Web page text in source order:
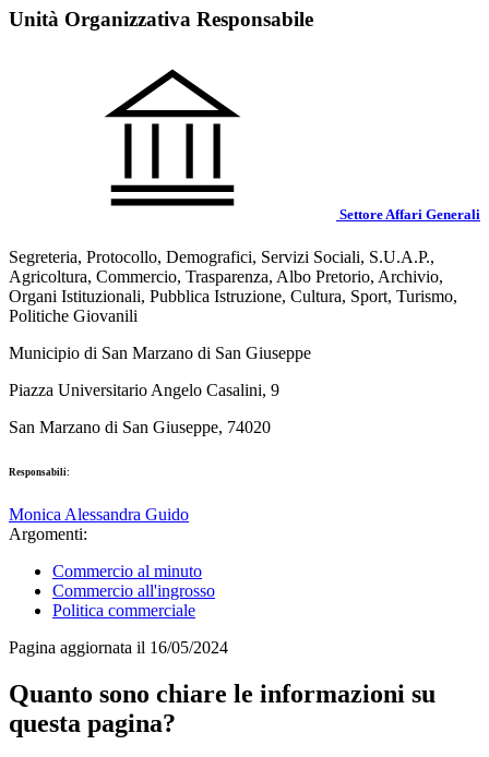
Unità Organizzativa Responsabile
Settore Affari Generali
Segreteria, Protocollo, Demografici, Servizi Sociali, S.U.A.P.,
Agricoltura, Commercio, Trasparenza, Albo Pretorio, Archivio,
Organi Istituzionali, Pubblica Istruzione, Cultura, Sport, Turismo,
Politiche Giovanili
Municipio di San Marzano di San Giuseppe
Piazza Universitario Angelo Casalini, 9
San Marzano di San Giuseppe, 74020
Responsabili:
Monica Alessandra Guido
Argomenti:
Commercio al minuto
Commercio all'ingrosso
Politica commerciale
Pagina aggiornata il 16/05/2024
Quanto sono chiare le informazioni su
questa pagina?